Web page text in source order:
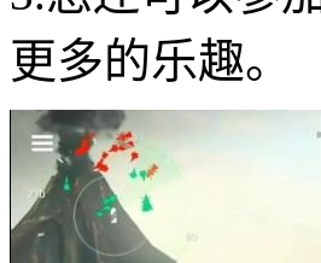
更多的乐趣。